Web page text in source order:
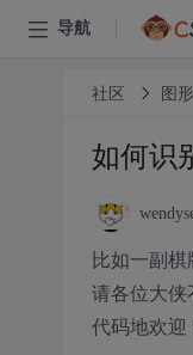
导航
社区 图
如何识
比如一副
请各位大侠
代码地欢迎